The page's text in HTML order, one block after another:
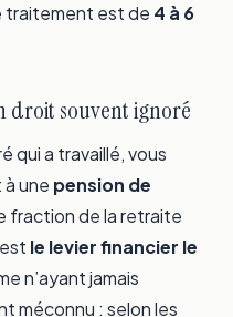
traitement est de 4 à 6
droit souvent ignoré
qui a travaillé, vous
une pension de
fraction de la retraite
le levier financier le
n’ayant jamais
méconnu : selon les